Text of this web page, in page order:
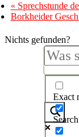
« Sprechstunde
Borkheider
Nichts gefunden?
Exact